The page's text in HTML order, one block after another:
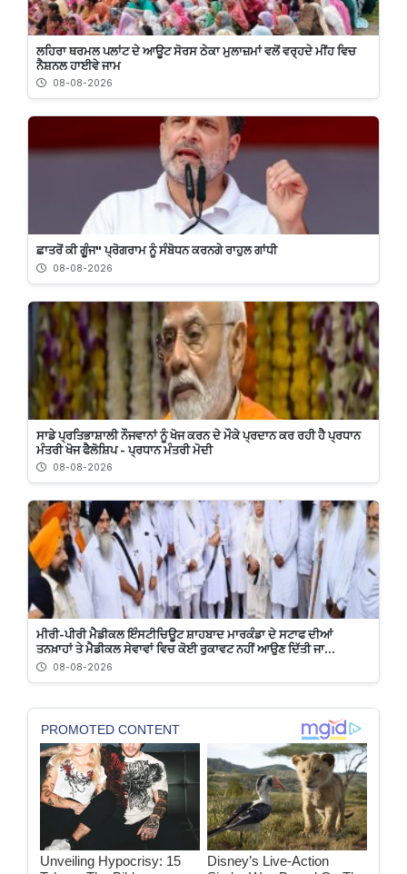
ਲਹਿਰਾ ਥਰਮਲ ਪਲਾਂਟ ਦੇ ਆਊਟ ਸੋਰਸ ਠੇਕਾ ਮੁਲਾਜ਼ਮਾਂ ਵਲੋਂ ਵਰ੍ਹਦੇ ਮੀਂਹ ਵਿਚ
ਨੈਸ਼ਨਲ ਹਾਈਵੇ ਜਾਮ
08-08-2026
ਛਾਤਰੋਂ ਕੀ ਗੂੰਜ" ਪ੍ਰੋਗਰਾਮ ਨੂੰ ਸੰਬੋਧਨ ਕਰਨਗੇ ਰਾਹੁਲ ਗਾਂਧੀ
08-08-2026
ਸਾਡੇ ਪ੍ਰਤਿਭਾਸ਼ਾਲੀ ਨੌਜਵਾਨਾਂ ਨੂੰ ਖੋਜ ਕਰਨ ਦੇ ਮੌਕੇ ਪ੍ਰਦਾਨ ਕਰ ਰਹੀ ਹੈ ਪ੍ਰਧਾਨ
ਮੰਤਰੀ ਖੋਜ ਫੈਲੋਸ਼ਿਪ - ਪ੍ਰਧਾਨ ਮੰਤਰੀ ਮੋਦੀ
08-08-2026
ਮੀਰੀ-ਪੀਰੀ ਮੈਡੀਕਲ ਇੰਸਟੀਚਿਊਟ ਸ਼ਾਹਬਾਦ ਮਾਰਕੰਡਾ ਦੇ ਸਟਾਫ ਦੀਆਂ
ਤਨਖ਼ਾਹਾਂ ਤੇ ਮੈਡੀਕਲ ਸੇਵਾਵਾਂ ਵਿਚ ਕੋਈ ਰੁਕਾਵਟ ਨਹੀਂ ਆਉਣ ਦਿੱਤੀ ਜਾ...
08-08-2026